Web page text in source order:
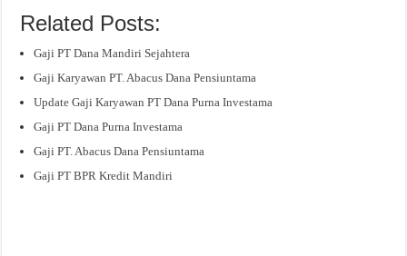
Related Posts:
Gaji PT Dana Mandiri Sejahtera
Gaji Karyawan PT. Abacus Dana Pensiuntama
Update Gaji Karyawan PT Dana Purna Investama
Gaji PT Dana Purna Investama
Gaji PT. Abacus Dana Pensiuntama
Gaji PT BPR Kredit Mandiri